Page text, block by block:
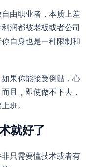
由职业者，本质上差
润都被老板或者公司
自身也是一种限制和
果你能接受倒贴，心
且，即使做不下去，
班。
就好了
只需要懂技术或者有